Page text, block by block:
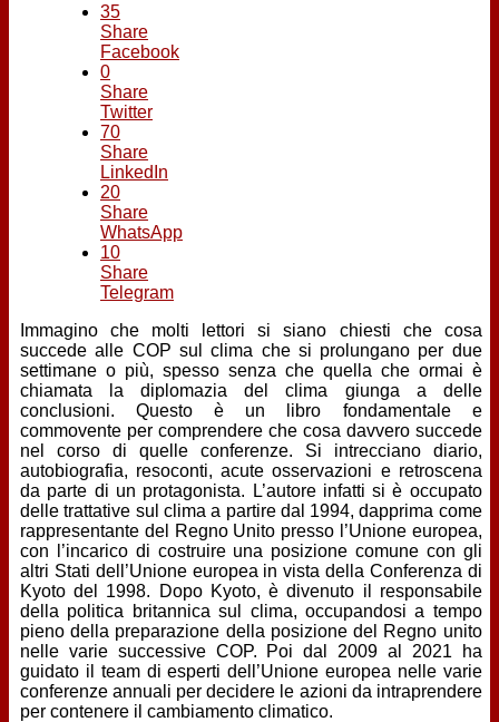
35
Share
Facebook
0
Share
Twitter
70
Share
LinkedIn
20
Share
WhatsApp
10
Share
Telegram
Immagino che molti lettori si siano chiesti che cosa
succede alle COP sul clima che si prolungano per due
settimane o più, spesso senza che quella che ormai è
chiamata la diplomazia del clima giunga a delle
conclusioni. Questo è un libro fondamentale e
commovente per comprendere che cosa davvero succede
nel corso di quelle conferenze. Si intrecciano diario,
autobiografia, resoconti, acute osservazioni e retroscena
da parte di un protagonista. L’autore infatti si è occupato
delle trattative sul clima a partire dal 1994, dapprima come
rappresentante del Regno Unito presso l’Unione europea,
con l’incarico di costruire una posizione comune con gli
altri Stati dell’Unione europea in vista della Conferenza di
Kyoto del 1998. Dopo Kyoto, è divenuto il responsabile
della politica britannica sul clima, occupandosi a tempo
pieno della preparazione della posizione del Regno unito
nelle varie successive COP. Poi dal 2009 al 2021 ha
guidato il team di esperti dell’Unione europea nelle varie
conferenze annuali per decidere le azioni da intraprendere
per contenere il cambiamento climatico.